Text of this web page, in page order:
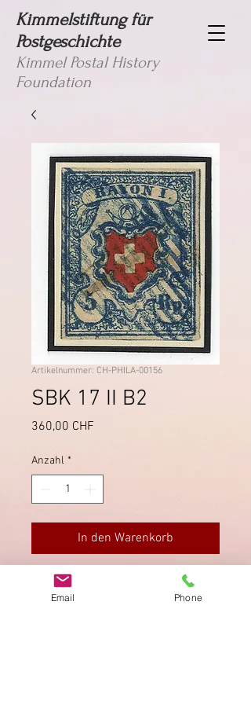
Kimmelstiftung für
Postgeschichte
Kimmel Postal History
Foundation
Artikelnummer: CH-PHILA-00156
SBK 17 II B2
360,00 CHF
Anzahl *
In den Warenkorb
Druckstein B2 LO, mit blauer Raute
entwertet. Gleichmässig
Email Phone